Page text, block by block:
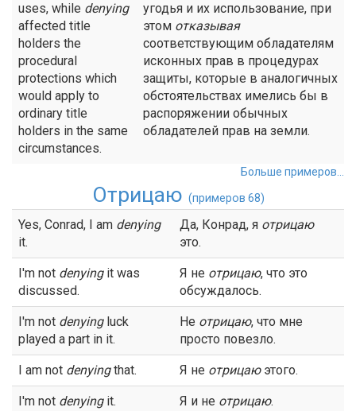
uses, while denying
affected title
holders the
procedural
protections which
would apply to
ordinary title
holders in the same
circumstances.
угодья и их использование, при
этом отказывая
соответствующим обладателям
исконных прав в процедурах
защиты, которые в аналогичных
обстоятельствах имелись бы в
распоряжении обычных
обладателей прав на земли.
Больше примеров...
Отрицаю (примеров 68)
Yes, Conrad, I am denying
it.
Да, Конрад, я отрицаю
это.
I'm not denyingit was
discussed.
Я не отрицаю, что это
обсуждалось.
I'm not denyingluck
played a part in it.
Не отрицаю, что мне
просто повезло.
I am not denyingthat. Я не отрицаюэтого.
I'm not denyingit. Я и не отрицаю.